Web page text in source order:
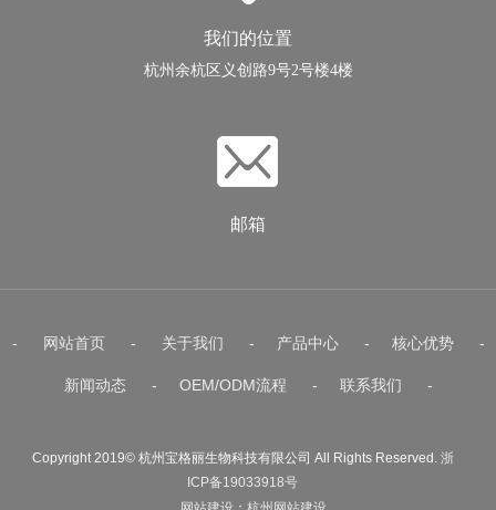
我们的位置
杭州余杭区义创路9号2号楼4楼
邮箱
- 网站首页 - 关于我们 - 产品中心 - 核心优势 -
新闻动态 - OEM/ODM流程 - 联系我们 -
Copyright 2019© 杭州宝格丽生物科技有限公司 All Rights Reserved. 浙
ICP备19033918号